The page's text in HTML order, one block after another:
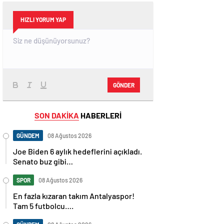
HIZLI YORUM YAP
GÖNDER
SON DAKİKA HABERLERİ
GÜNDEM 08 Ağustos 2026
Joe Biden 6 aylık hedeflerini açıkladı.
Senato buz gibi…
SPOR 08 Ağustos 2026
En fazla kızaran takım Antalyaspor!
Tam 5 futbolcu….